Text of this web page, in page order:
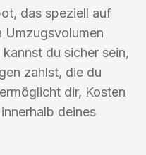
das speziell auf
Umzugsvolumen
du sicher sein,
zahlst, die du
dir, Kosten
deines